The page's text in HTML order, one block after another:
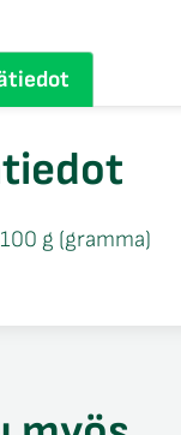
100 g (gramma)